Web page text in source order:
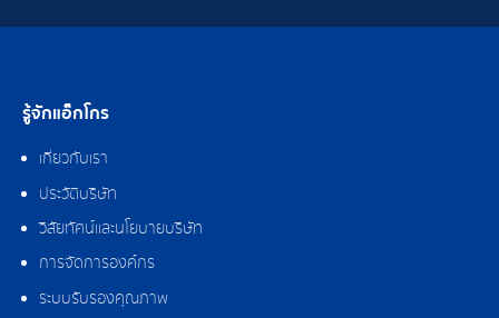
รู้จักแอ็กโกร
เกี่ยวกับเรา
ประวัติบริษัท
วิสัยทัศน์และนโยบายบริษัท
การจัดการองค์กร
ระบบรับรองคุณภาพ